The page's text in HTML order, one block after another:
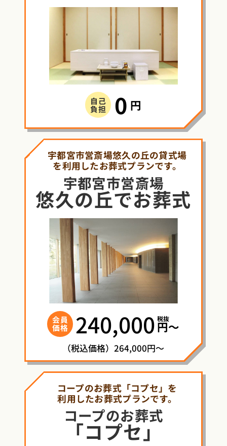
自己
負担 0 円
宇都宮市営斎場悠久の丘の貸式場
を利用したお葬式プランです。
宇都宮市営斎場
悠久の丘でお葬式
会員
価格 240,000 税抜
円〜
（税込価格）264,000円～
コープのお葬式「コプセ」を
利用したお葬式プランです。
コープのお葬式
「コプセ」